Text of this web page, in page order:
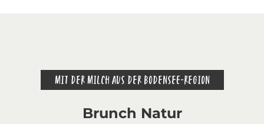
MIT DER MILCH AUS DER BODENSEE-REGION
Brunch Natur